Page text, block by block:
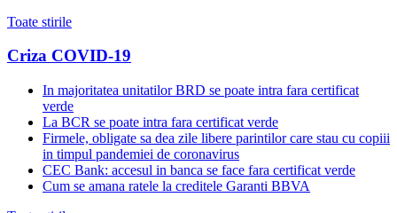
Toate stirile
Criza COVID-19
In majoritatea unitatilor BRD se poate intra fara certificat
verde
La BCR se poate intra fara certificat verde
Firmele, obligate sa dea zile libere parintilor care stau cu copiii
in timpul pandemiei de coronavirus
CEC Bank: accesul in banca se face fara certificat verde
Cum se amana ratele la creditele Garanti BBVA